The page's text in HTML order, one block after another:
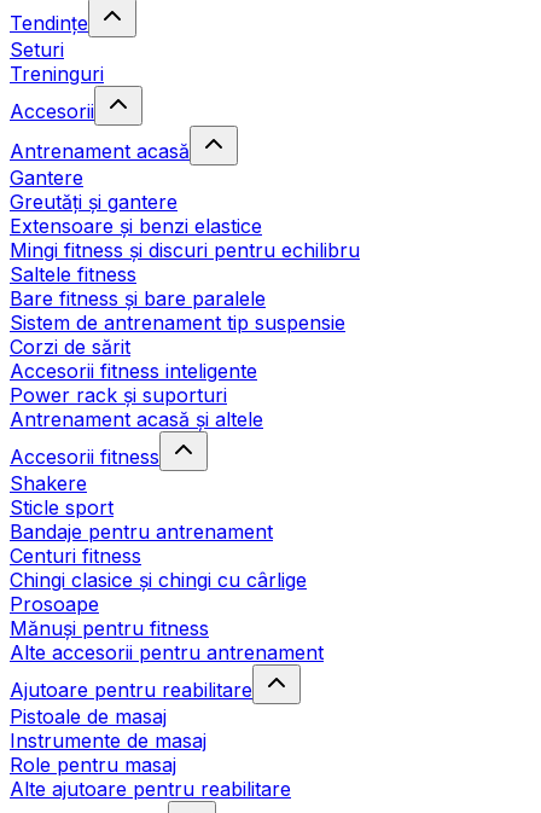
Tendințe
Seturi
Treninguri
Accesorii
Antrenament acasă
Gantere
Greutăți și gantere
Extensoare și benzi elastice
Mingi fitness și discuri pentru echilibru
Saltele fitness
Bare fitness și bare paralele
Sistem de antrenament tip suspensie
Corzi de sărit
Accesorii fitness inteligente
Power rack și suporturi
Antrenament acasă și altele
Accesorii fitness
Shakere
Sticle sport
Bandaje pentru antrenament
Centuri fitness
Chingi clasice și chingi cu cârlige
Prosoape
Mănuși pentru fitness
Alte accesorii pentru antrenament
Ajutoare pentru reabilitare
Pistoale de masaj
Instrumente de masaj
Role pentru masaj
Alte ajutoare pentru reabilitare